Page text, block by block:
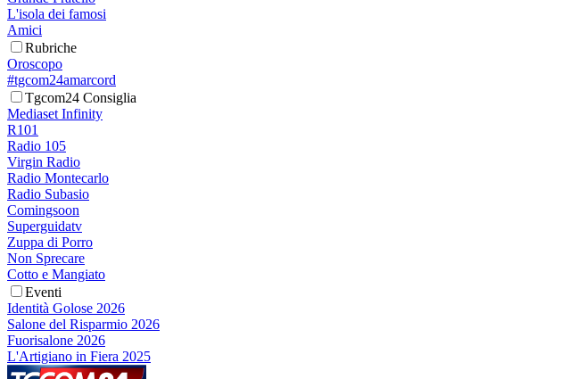
L'isola dei famosi
Amici
Rubriche
Oroscopo
#tgcom24amarcord
Tgcom24 Consiglia
Mediaset Infinity
R101
Radio 105
Virgin Radio
Radio Montecarlo
Radio Subasio
Comingsoon
Superguidatv
Zuppa di Porro
Non Sprecare
Cotto e Mangiato
Eventi
Identità Golose 2026
Salone del Risparmio 2026
Fuorisalone 2026
L'Artigiano in Fiera 2025